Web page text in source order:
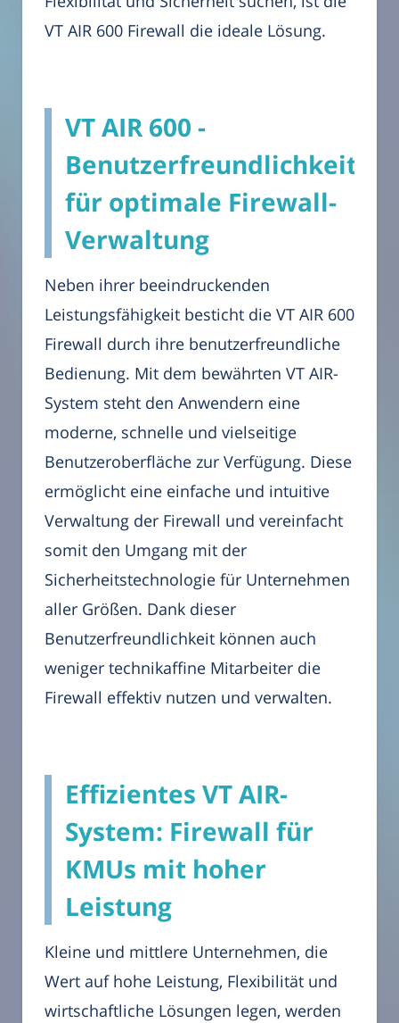
VT AIR 600 Firewall die ideale Lösung.
VT AIR 600 -
Benutzerfreundlichkeit
für optimale Firewall-
Verwaltung
Neben ihrer beeindruckenden
Leistungsfähigkeit besticht die VT AIR 600
Firewall durch ihre benutzerfreundliche
Bedienung. Mit dem bewährten VT AIR-
System steht den Anwendern eine
moderne, schnelle und vielseitige
Benutzeroberfläche zur Verfügung. Diese
ermöglicht eine einfache und intuitive
Verwaltung der Firewall und vereinfacht
somit den Umgang mit der
Sicherheitstechnologie für Unternehmen
aller Größen. Dank dieser
Benutzerfreundlichkeit können auch
weniger technikaffine Mitarbeiter die
Firewall effektiv nutzen und verwalten.
Effizientes VT AIR-
System: Firewall für
KMUs mit hoher
Leistung
Kleine und mittlere Unternehmen, die
Wert auf hohe Leistung, Flexibilität und
wirtschaftliche Lösungen legen, werden